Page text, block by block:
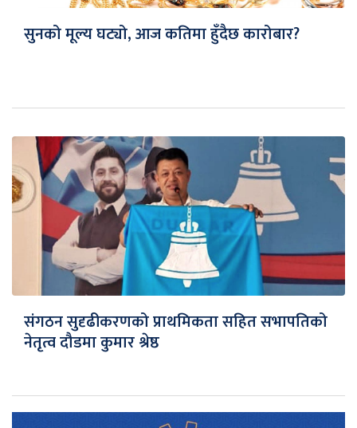
सुनको मूल्य घट्यो, आज कतिमा हुँदैछ कारोबार?
संगठन सुदृढीकरणको प्राथमिकता सहित सभापतिको
नेतृत्व दौडमा कुमार श्रेष्ठ